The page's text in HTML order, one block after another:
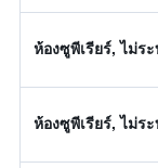
ห้องซูพีเรียร์, ไม่ร
ห้องซูพีเรียร์, ไม่ร